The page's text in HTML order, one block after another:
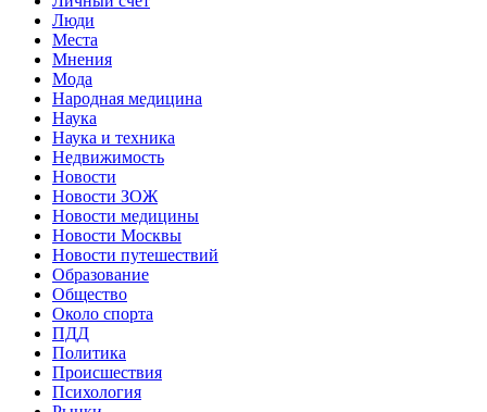
Люди
Места
Мнения
Мода
Народная медицина
Наука
Наука и техника
Недвижимость
Новости
Новости ЗОЖ
Новости медицины
Новости Москвы
Новости путешествий
Образование
Общество
Около спорта
ПДД
Политика
Происшествия
Психология